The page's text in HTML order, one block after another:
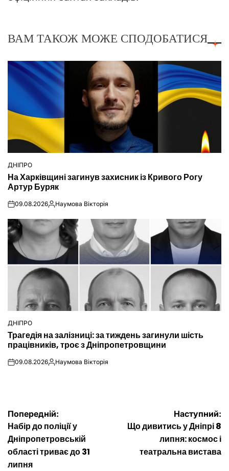
ВАМ ТАКОЖ МОЖЕ СПОДОБАТИСЯ
ОПУБЛІКУВАТИ
У
ДНІПРО
На Харківщині загинув захисник із Кривого Рогу
Артур Буряк
on09.08.2026Опубліковано
Наумова Вікторія
ОПУБЛІКУВАТИ
ДНІПРО
Трагедія на залізниці: за тиждень загинули шість
працівників, троє з Дніпропетровщини
on09.08.2026Опубліковано
Наумова Вікторія
Навігація
записів
Попередній:
Набір до поліції у
Дніпропетровській
області триває до 31
липня
Наступний:
Що дивитись у Дніпрі 8
липня: космос і
театральна вистава